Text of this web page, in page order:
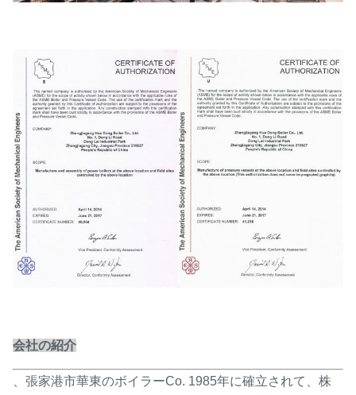
会社の紹介
、張家港市華東のボイラーCo. 1985年に確立されて、株